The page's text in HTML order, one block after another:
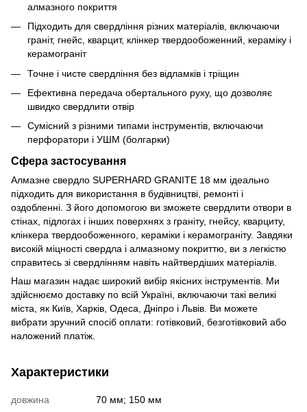
алмазного покриття
Підходить для свердління різних матеріалів, включаючи
граніт, гнейс, кварцит, клінкер твердообоженний, кераміку і
керамограніт
Точне і чисте свердління без відламків і тріщин
Ефективна передача обертального руху, що дозволяє
швидко свердлити отвір
Сумісний з різними типами інструментів, включаючи
перфоратори і УШМ (болгарки)
Сфера застосування
Алмазне свердло SUPERHARD GRANITE 18 мм ідеально
підходить для використання в будівництві, ремонті і
оздобленні. З його допомогою ви зможете свердлити отвори в
стінах, підлогах і інших поверхнях з граніту, гнейсу, кварциту,
клінкера твердообоженного, кераміки і керамограніту. Завдяки
високій міцності свердла і алмазному покриттю, ви з легкістю
справитесь зі свердлінням навіть найтвердіших матеріалів.
Наш магазин надає широкий вибір якісних інструментів. Ми
здійснюємо доставку по всій Україні, включаючи такі великі
міста, як Київ, Харків, Одеса, Дніпро і Львів. Ви можете
вибрати зручний спосіб оплати: готівковий, безготівковий або
наложений платіж.
Характеристики
довжина
70 мм; 150 мм